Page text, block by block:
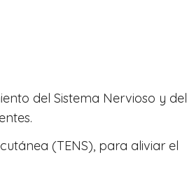
del Sistema Nervioso y del
(TENS), para aliviar el